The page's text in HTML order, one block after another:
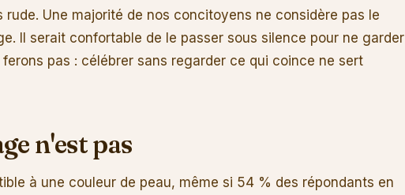
Une majorité de nos concitoyens ne considère pas le
Il serait confortable de le passer sous silence pour ne garder
pas : célébrer sans regarder ce qui coince ne sert
n'est pas
à une couleur de peau, même si 54 % des répondants en